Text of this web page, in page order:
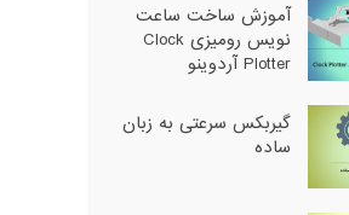
آموزش ساخت ساعت
نویس رومیزی Clock
Plotter آردوینو
گیربکس سرعتی به زبان
ساده